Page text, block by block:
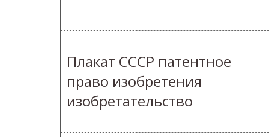
Плакат СССР патентное
право изобретения
изобретательство